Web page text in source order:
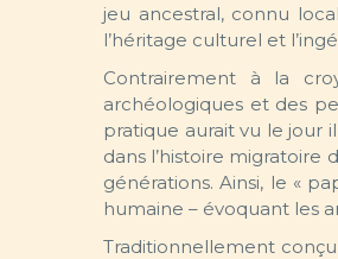
jeu ancestral, connu
l’héritage culturel et
Contrairement à la
archéologiques et des
pratique aurait vu le jour
dans l’histoire migratoire
générations. Ainsi, le «
humaine – évoquant les
Traditionnellement